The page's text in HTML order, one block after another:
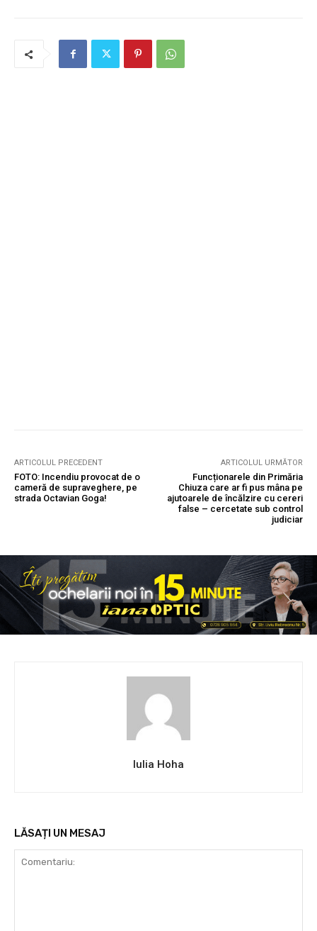
ARTICOLUL PRECEDENT
FOTO: Incendiu provocat de o
cameră de supraveghere, pe
strada Octavian Goga!
ARTICOLUL URMĂTOR
Funcționarele din Primăria
Chiuza care ar fi pus mâna pe
ajutoarele de încălzire cu cereri
false – cercetate sub control
judiciar
Iulia Hoha
LĂSAȚI UN MESAJ